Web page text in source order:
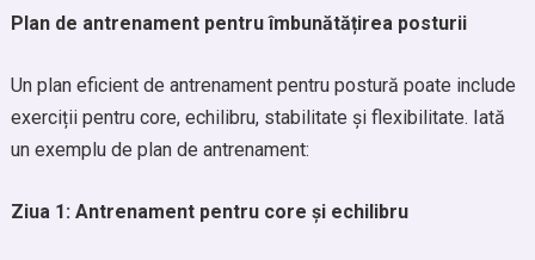
Plan de antrenament pentru îmbunătățirea posturii
Un plan eficient de antrenament pentru postură poate include
exerciții pentru core, echilibru, stabilitate și flexibilitate. Iată
un exemplu de plan de antrenament:
Ziua 1: Antrenament pentru core și echilibru